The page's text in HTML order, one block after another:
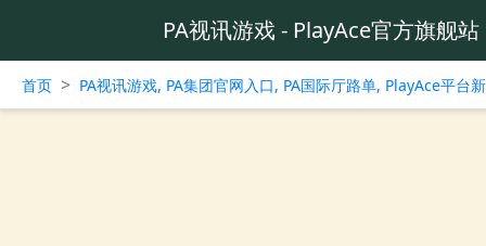
PA视讯游戏 - PlayAce官方旗舰站
首页 > PA视讯游戏, PA集团官网入口, PA国际厅路单, PlayAce平台